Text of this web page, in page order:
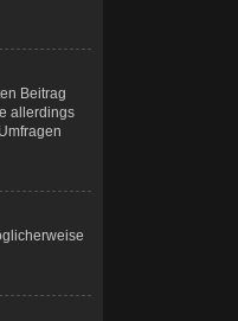
Beitrag
allerdings